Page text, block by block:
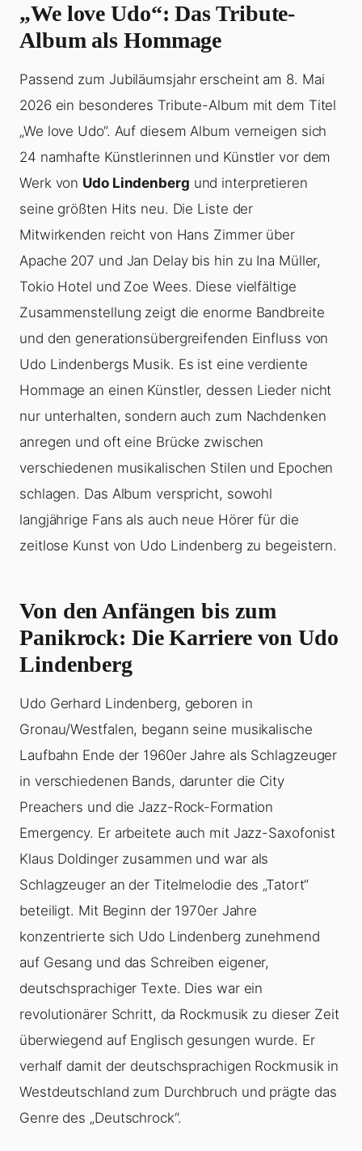
„We love Udo“: Das Tribute-
Album als Hommage
Passend zum Jubiläumsjahr erscheint am 8. Mai
2026 ein besonderes Tribute-Album mit dem Titel
„We love Udo“. Auf diesem Album verneigen sich
24 namhafte Künstlerinnen und Künstler vor dem
Werk von Udo Lindenberg und interpretieren
seine größten Hits neu. Die Liste der
Mitwirkenden reicht von Hans Zimmer über
Apache 207 und Jan Delay bis hin zu Ina Müller,
Tokio Hotel und Zoe Wees. Diese vielfältige
Zusammenstellung zeigt die enorme Bandbreite
und den generationsübergreifenden Einfluss von
Udo Lindenbergs Musik. Es ist eine verdiente
Hommage an einen Künstler, dessen Lieder nicht
nur unterhalten, sondern auch zum Nachdenken
anregen und oft eine Brücke zwischen
verschiedenen musikalischen Stilen und Epochen
schlagen. Das Album verspricht, sowohl
langjährige Fans als auch neue Hörer für die
zeitlose Kunst von Udo Lindenberg zu begeistern.
Von den Anfängen bis zum
Panikrock: Die Karriere von Udo
Lindenberg
Udo Gerhard Lindenberg, geboren in
Gronau/Westfalen, begann seine musikalische
Laufbahn Ende der 1960er Jahre als Schlagzeuger
in verschiedenen Bands, darunter die City
Preachers und die Jazz-Rock-Formation
Emergency. Er arbeitete auch mit Jazz-Saxofonist
Klaus Doldinger zusammen und war als
Schlagzeuger an der Titelmelodie des „Tatort“
beteiligt. Mit Beginn der 1970er Jahre
konzentrierte sich Udo Lindenberg zunehmend
auf Gesang und das Schreiben eigener,
deutschsprachiger Texte. Dies war ein
revolutionärer Schritt, da Rockmusik zu dieser Zeit
überwiegend auf Englisch gesungen wurde. Er
verhalf damit der deutschsprachigen Rockmusik in
Westdeutschland zum Durchbruch und prägte das
Genre des „Deutschrock“.